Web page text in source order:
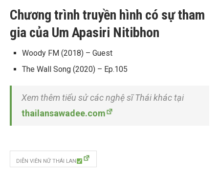
Chương trình truyền hình có sự tham
gia của Um Apasiri Nitibhon
Woody FM (2018) – Guest
The Wall Song (2020) – Ep.105
Xem thêm tiểu sử các nghệ sĩ Thái khác tại
thailansawadee.com
DIỄN VIÊN NỮ THÁI LAN